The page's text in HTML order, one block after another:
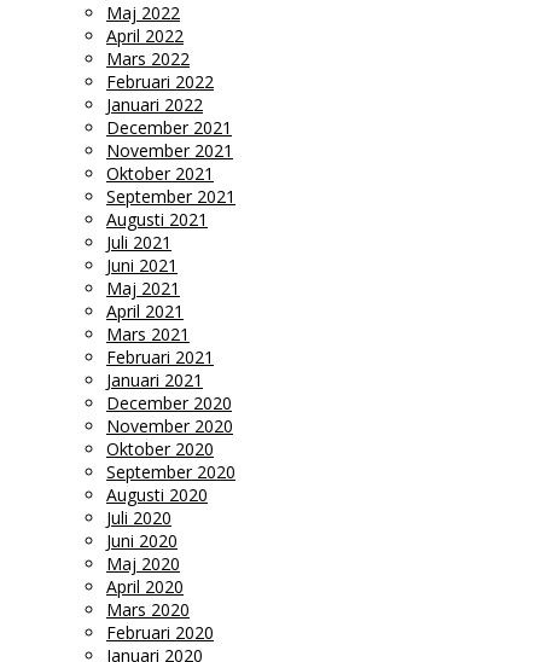
Maj 2022
April 2022
Mars 2022
Februari 2022
Januari 2022
December 2021
November 2021
Oktober 2021
September 2021
Augusti 2021
Juli 2021
Juni 2021
Maj 2021
April 2021
Mars 2021
Februari 2021
Januari 2021
December 2020
November 2020
Oktober 2020
September 2020
Augusti 2020
Juli 2020
Juni 2020
Maj 2020
April 2020
Mars 2020
Februari 2020
Januari 2020